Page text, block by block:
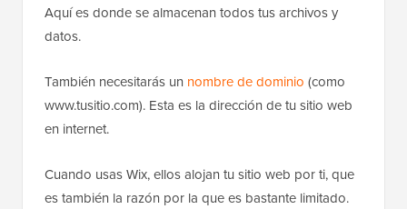
Aquí es donde se almacenan todos tus archivos y
datos.
También necesitarás un nombre de dominio (como
www.tusitio.com). Esta es la dirección de tu sitio web
en internet.
Cuando usas Wix, ellos alojan tu sitio web por ti, que
es también la razón por la que es bastante limitado.